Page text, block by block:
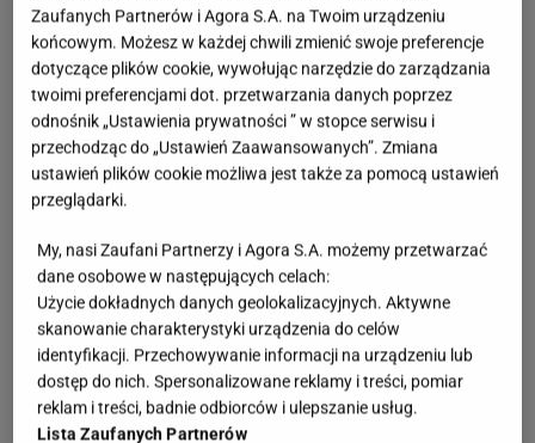
Zaufanych Partnerów i Agora S.A. na Twoim urządzeniu
końcowym. Możesz w każdej chwili zmienić swoje preferencje
dotyczące plików cookie, wywołując narzędzie do zarządzania
twoimi preferencjami dot. przetwarzania danych poprzez
odnośnik „Ustawienia prywatności ” w stopce serwisu i
przechodząc do „Ustawień Zaawansowanych”. Zmiana
ustawień plików cookie możliwa jest także za pomocą ustawień
przeglądarki.
My, nasi Zaufani Partnerzy i Agora S.A. możemy przetwarzać
dane osobowe w następujących celach:
Użycie dokładnych danych geolokalizacyjnych. Aktywne
skanowanie charakterystyki urządzenia do celów
identyfikacji. Przechowywanie informacji na urządzeniu lub
dostęp do nich. Spersonalizowane reklamy i treści, pomiar
reklam i treści, badnie odbiorców i ulepszanie usług.
Lista Zaufanych Partnerów